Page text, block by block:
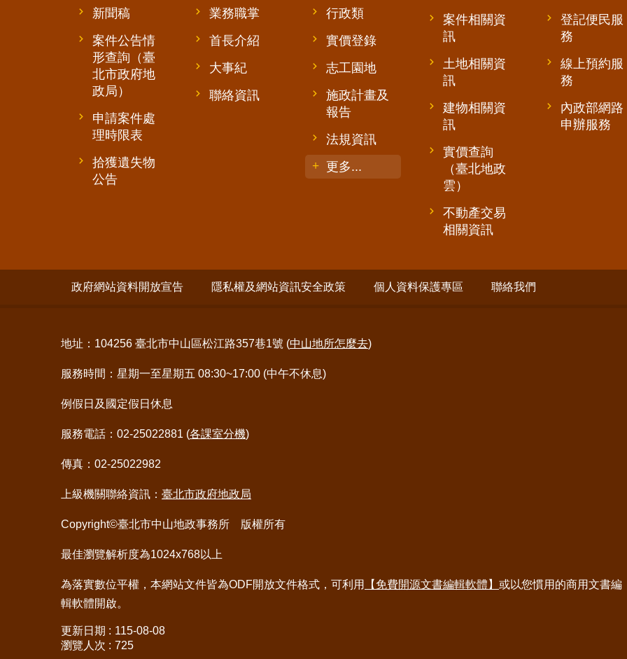
新聞稿
案件公告情
形查詢（臺
北市政府地
政局）
申請案件處
理時限表
拾獲遺失物
公告
業務職掌
首長介紹
大事紀
聯絡資訊
行政類
實價登錄
志工園地
施政計畫及
報告
法規資訊
更多...
案件相關資
訊
土地相關資
訊
建物相關資
訊
實價查詢
（臺北地政
雲）
不動產交易
相關資訊
登記便民服
務
線上預約服
務
內政部網路
申辦服務
政府網站資料開放宣告 隱私權及網站資訊安全政策 個人資料保護專區 聯絡我們
地址：104256 臺北市中山區松江路357巷1號 (中山地所怎麼去)
服務時間：星期一至星期五 08:30~17:00 (中午不休息)
例假日及國定假日休息
服務電話：02-25022881 (各課室分機)
傳真：02-25022982
上級機關聯絡資訊： 臺北市政府地政局
Copyright©臺北市中山地政事務所 版權所有
最佳瀏覽解析度為1024x768以上
為落實數位平權，本網站文件皆為ODF開放文件格式，可利用 【免費開源文書編輯軟體】 或以您慣用的商用文書編
輯軟體開啟。
更新日期
115-08-08
瀏覽人次
725